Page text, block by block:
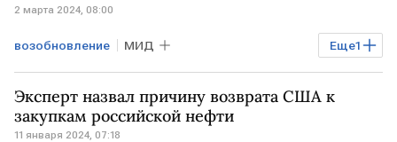
2 марта 2024, 08:00
Еще1
возобновление МИД
Арктический совет
Эксперт назвал причину возврата США к
закупкам российской нефти
11 января 2024, 07:18